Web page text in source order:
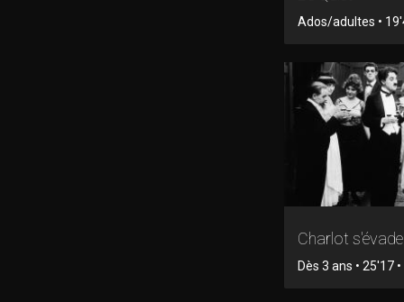
Ados/adultes •
Charlot s'évade
Dès 3 ans • 25'17